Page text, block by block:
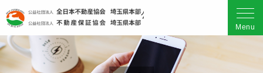
公益社団法人 全日本不動
Menu